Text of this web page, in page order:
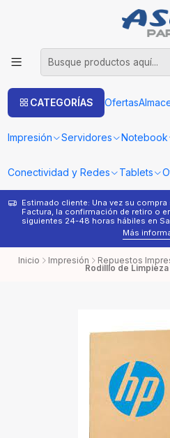
CATEGORÍAS Ofertas
Impresión Servidores Notebook
Conectividad y Redes Tablets
Estimado cliente: Una vez su
Factura, la confirmación de retiro o
siguientes 24-48 horas hábiles en
Más
Inicio Impresión Repuestos
Rodilllo de Limpieza